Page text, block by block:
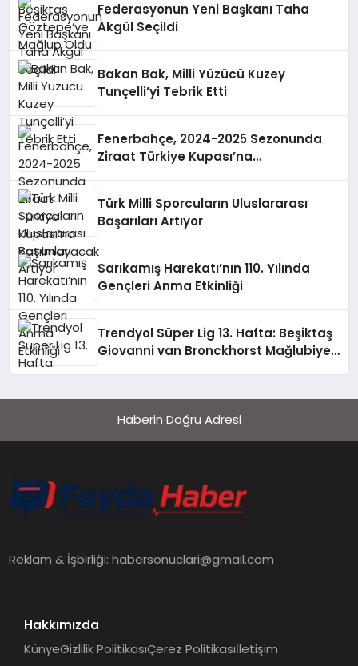
Federasyonun Yeni Başkanı Taha
Akgül Seçildi
Bakan Bak, Milli Yüzücü Kuzey
Tunçelli’yi Tebrik Etti
Fenerbahçe, 2024-2025 Sezonunda
Ziraat Türkiye Kupası’na
Türk Milli Sporcuların Uluslararası
Başarıları Artıyor
Sarıkamış Harekatı’nın 110. Yılında
Gençleri Anma Etkinliği
Trendyol Süper Lig 13. Hafta: Beşiktaş
Giovanni van Bronckhorst Mağlubiyeti
Haberin Doğru Adresi
Reklam & İşbirliği:habersonuclari@gmail.com
Hakkımızda
KünyeGizlilik PolitikasıÇerez Politikasıİletişim